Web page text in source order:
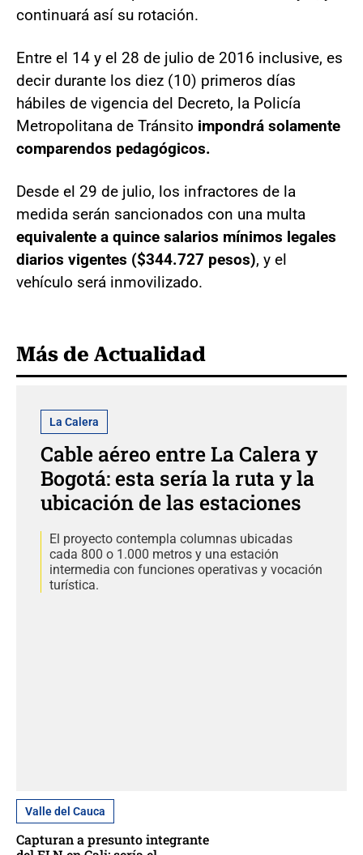
continuará así su rotación.
Entre el 14 y el 28 de julio de 2016 inclusive, es
decir durante los diez (10) primeros días
hábiles de vigencia del Decreto, la Policía
Metropolitana de Tránsito impondrá solamente
comparendos pedagógicos.
Desde el 29 de julio, los infractores de la
medida serán sancionados con una multa
equivalente a quince salarios mínimos legales
diarios vigentes ($344.727 pesos), y el
vehículo será inmovilizado.
Más de Actualidad
La Calera
Cable aéreo entre La Calera y
Bogotá: esta sería la ruta y la
ubicación de las estaciones
El proyecto contempla columnas ubicadas
cada 800 o 1.000 metros y una estación
intermedia con funciones operativas y vocación
turística.
Valle del Cauca
Capturan a presunto integrante